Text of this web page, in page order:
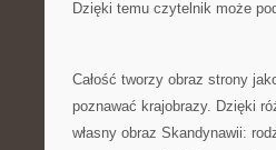
Dzięki temu czytelnik może
Całość tworzy obraz strony
poznawać krajobrazy. Dzięki
własny obraz Skandynawii: